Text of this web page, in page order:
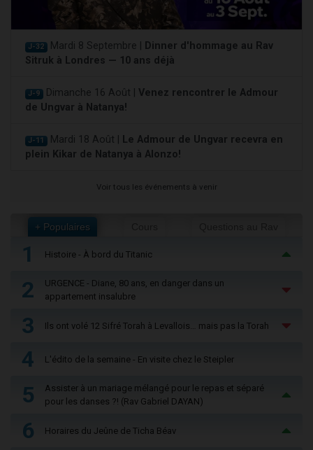
J-32 Mardi 8 Septembre | Dinner d'hommage au Rav
Sitruk à Londres — 10 ans déjà
J-9 Dimanche 16 Août | Venez rencontrer le Admour
de Ungvar à Natanya!
J-11 Mardi 18 Août | Le Admour de Ungvar recevra en
plein Kikar de Natanya à Alonzo!
Voir tous les événements à venir
+ Populaires
1 Histoire - À bord du Titanic
2
URGENCE - Diane, 80 ans, en danger dans un
appartement insalubre
3 Ils ont volé 12 Sifré Torah à Levallois… mais pas la Torah
4 L'édito de la semaine - En visite chez le Steipler
5
Assister à un mariage mélangé pour le repas et séparé
pour les danses ?! (Rav Gabriel DAYAN)
6 Horaires du Jeûne de Ticha Béav